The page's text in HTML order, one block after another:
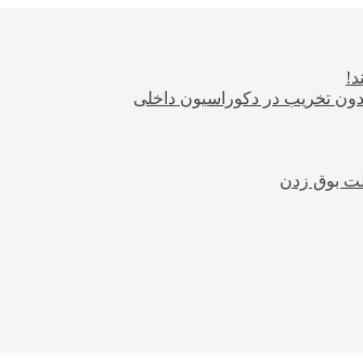
تخریب در دکوراسیون داخلی
بوق زدن